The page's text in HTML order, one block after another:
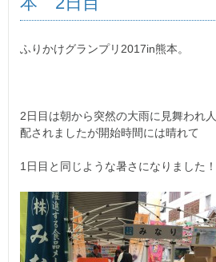
ふりかけグランプリ2017in熊本。
2日目は朝から突然の大雨に見舞われ
配されましたが開始時間には晴れて
1日目と同じような暑さになりました！